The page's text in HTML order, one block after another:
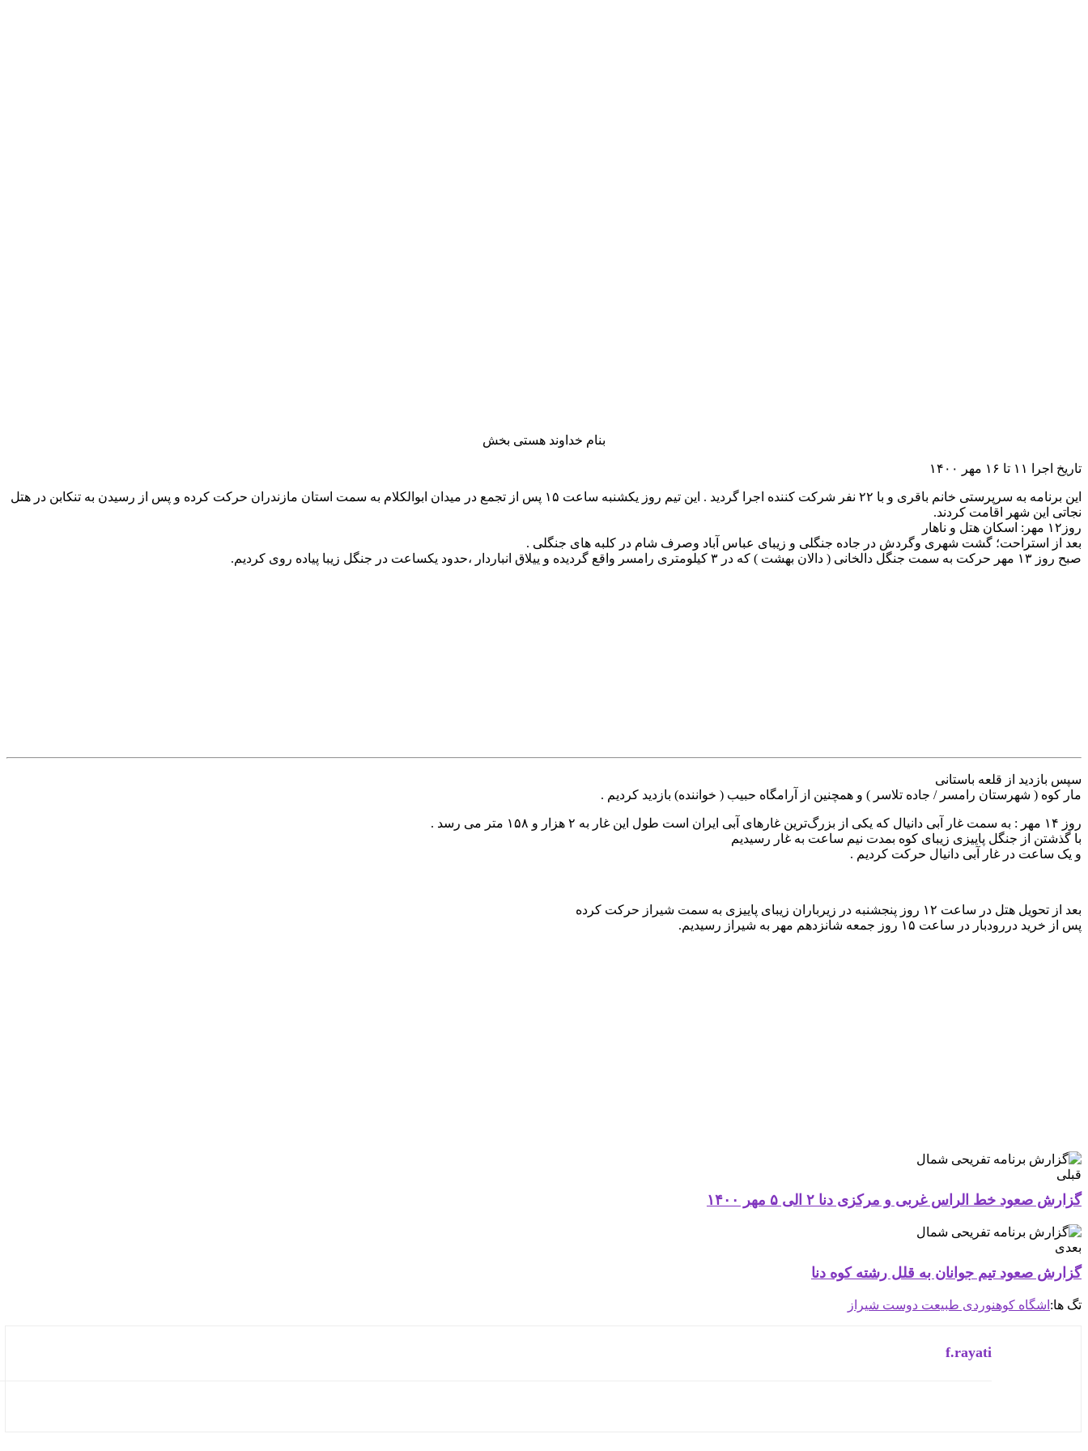
بنام خداوند هستی بخش
تاریخ اجرا ۱۱ تا ۱۶ مهر ۱۴۰۰
این برنامه به سرپرستی خانم باقری و با ۲۲ نفر شرکت کننده اجرا گردید . این تیم روز یکشنبه ساعت ۱۵ پس از تجمع در میدان ابوالکلام به سمت استان مازندران حرکت کرده و پس از رسیدن به تنکابن در هتل
نجاتی این شهر اقامت کردند.
روز۱۲ مهر: اسکان هتل و ناهار
بعد از استراحت؛ گشت شهری وگردش در جاده جنگلی و زیبای عباس آباد وصرف شام در کلبه های جنگلی .
صبح روز ۱۳ مهر حرکت به سمت جنگل دالخانی ( دالان بهشت ) که در ۳ کیلومتری رامسر واقع گردیده و ییلاق انباردار ،حدود یکساعت در جنگل زیبا پیاده روی کردیم.
سپس بازدید از قلعه باستانی
مار کوه ( شهرستان رامسر / جاده تلاسر ) و همچنین از آرامگاه حبیب ( خواننده) بازدید کردیم .
روز ۱۴ مهر : به سمت غار آبی دانیال که یکی از بزرگ‌ترین غارهای آبی ایران است طول این غار به ۲ هزار و ۱۵۸ متر می رسد .
با گذشتن از جنگل پاییزی زیبای کوه بمدت نیم ساعت به غار رسیدیم
و یک ساعت در غار آبی دانیال حرکت کردیم .
بعد از تحویل هتل در ساعت ۱۲ روز پنجشنبه در زیرباران زیبای پاییزی به سمت شیراز حرکت کرده
پس از خرید دررودبار در ساعت ۱۵ روز جمعه شانزدهم مهر به شیراز رسیدیم.
قبلی
گزارش صعود خط الراس غربی و مرکزی دنا ۲ الی ۵ مهر ۱۴۰۰
بعدی
گزارش صعود تیم جوانان به قلل رشته کوه دنا
تگ ها: اشگاه کوهنوردی طبیعت دوست شیراز
f.rayati